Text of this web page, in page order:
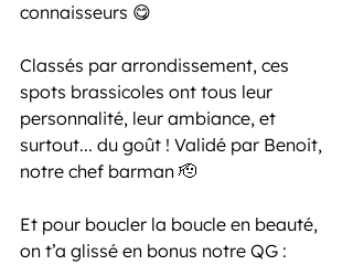
connaisseurs 😋
Classés par arrondissement, ces
spots brassicoles ont tous leur
personnalité, leur ambiance, et
surtout... du goût ! Validé par Benoit,
notre chef barman 🫡
Et pour boucler la boucle en beauté,
on t’a glissé en bonus notre QG :